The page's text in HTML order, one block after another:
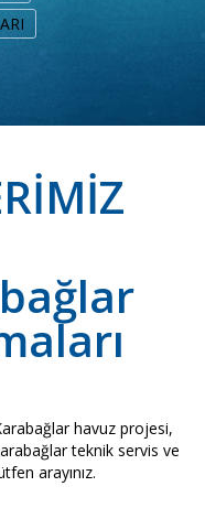
havuz projesi,
teknik servis ve
arayınız.